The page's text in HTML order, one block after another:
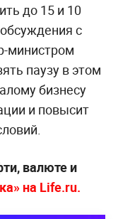
до 15 и 10
с
министром
паузу в этом
бизнесу
и повысит
валюте и
на Life.ru.